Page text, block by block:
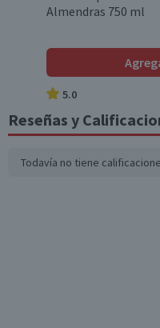
Almendras 750 ml
5.0
Reseñas y
Todavía no tiene